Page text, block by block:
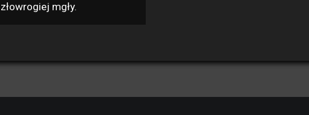
złowrogiej mgły.